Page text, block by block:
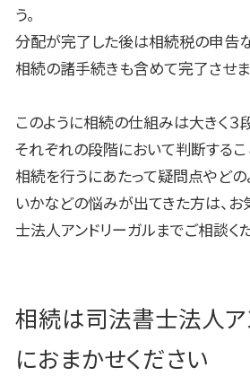
う。
分配が完了した後は相続税の申告
相続の諸手続きも含めて完了させま
このように相続の仕組みは大きく３
それぞれの段階において判断するこ
相続を行うにあたって疑問点やど
いかなどの悩みが出てきた方は、
士法人アンドリーガルまでご相談く
相続は司法書士法人ア
におまかせください